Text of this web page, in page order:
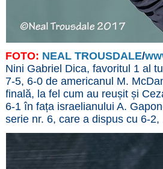
FOTO: NEAL TROUSDALE/
Nini Gabriel Dica, favoritul 1 al
7-5, 6-0 de americanul M.
finală, la fel cum au reușit și
6-1 în fața israelianului A.
serie nr. 6, care a dispus cu 6-